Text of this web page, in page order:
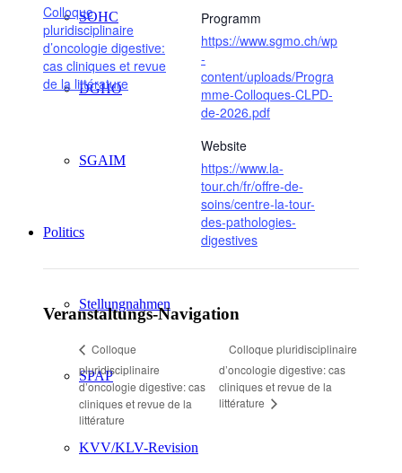
SOHC
DGHO
SGAIM
Politics
Stellungnahmen
SPAP
KVV/KLV-Revision
Colloque
pluridisciplinaire
d’oncologie digestive:
cas cliniques et revue
de la littérature
Programm
https://www.sgmo.ch/wp
-
content/uploads/Progra
mme-Colloques-CLPD-
de-2026.pdf
Website
https://www.la-
tour.ch/fr/offre-de-
soins/centre-la-tour-
des-pathologies-
digestives
Veranstaltungs-Navigation
Colloque
pluridisciplinaire
d’oncologie digestive: cas
cliniques et revue de la
littérature
Colloque pluridisciplinaire
d’oncologie digestive: cas
cliniques et revue de la
littérature